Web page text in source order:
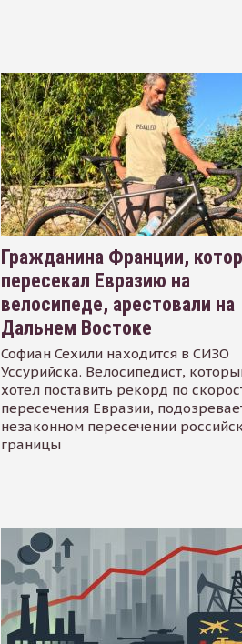
Гражданина Франции,
пересекал Евразию на
велосипеде, арестовали на
Дальнем Востоке
Софиан Сехили находится в СИЗО
Уссурийска. Велосипедист,
хотел поставить рекорд по
пересечения Евразии,
незаконном пересечении
границы